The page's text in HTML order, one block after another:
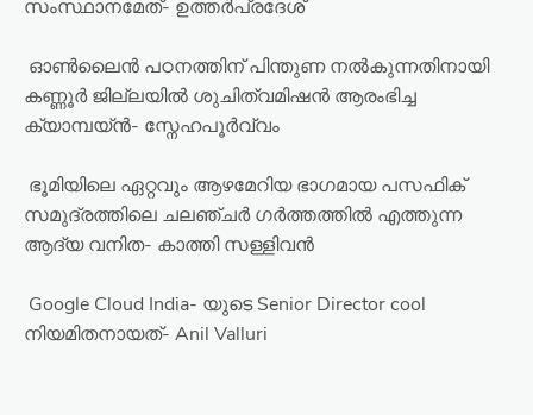
സംസ്ഥാനമേത്- ഉത്തർപ്രദേശ്
ഓൺലൈൻ പഠനത്തിന് പിന്തുണ നൽകുന്നതിനായി
കണ്ണൂർ ജില്ലയിൽ ശുചിത്വമിഷൻ ആരംഭിച്ച
ക്യാമ്പയ്ൻ- സ്നേഹപൂർവ്വം
ഭൂമിയിലെ ഏറ്റവും ആഴമേറിയ ഭാഗമായ പസഫിക്
സമുദ്രത്തിലെ ചലഞ്ചർ ഗർത്തത്തിൽ എത്തുന്ന
ആദ്യ വനിത- കാത്തി സള്ളിവൻ
Google Cloud India- യുടെ Senior Director cool
നിയമിതനായത്- Anil Valluri